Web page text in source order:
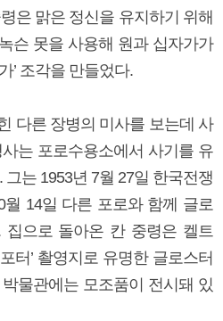
은 맑은 정신을 유지하기 위해
슨 못을 사용해 원과 십자가가
’ 조각을 만들었다.
다른 장병의 미사를 보는데 사
는 포로수용소에서 사기를 유
는 1953년 7월 27일 한국전쟁
14일 다른 포로와 함께 글로
집으로 돌아온 칸 중령은 켈트
터’ 촬영지로 유명한 글로스터
물관에는 모조품이 전시돼 있